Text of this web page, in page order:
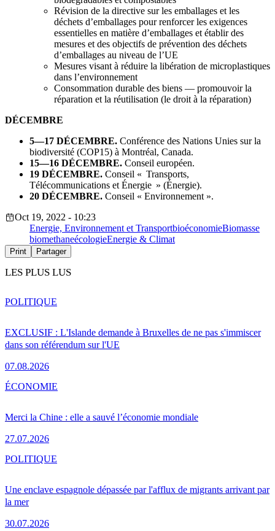
Révision de la directive sur les emballages et les
déchets d’emballages pour renforcer les exigences
essentielles en matière d’emballages et établir des
mesures et des objectifs de prévention des déchets
d’emballages au niveau de l’UE
Mesures visant à réduire la libération de microplastiques
dans l’environnement
Consommation durable des biens — promouvoir la
réparation et la réutilisation (le droit à la réparation)
DÉCEMBRE
5—17 DÉCEMBRE. Conférence des Nations Unies sur la
biodiversité (COP15) à Montréal, Canada.
15—16 DÉCEMBRE. Conseil européen.
19 DÉCEMBRE. Conseil « Transports,
Télécommunications et Énergie » (Énergie).
20 DÉCEMBRE. Conseil « Environnement ».
Oct 19, 2022 - 10:23
Energie, Environnement et TransportbioéconomieBiomasse
biomethaneécologieEnergie & Climat
Print Partager
LES PLUS LUS
EXCLUSIF : L'Islande demande à Bruxelles de ne pas s'immiscer
dans son référendum sur l'UE
07.08.2026
POLITIQUE
Merci la Chine : elle a sauvé l’économie mondiale
27.07.2026
ÉCONOMIE
Une enclave espagnole dépassée par l'afflux de migrants arrivant par
la mer
30.07.2026
POLITIQUE